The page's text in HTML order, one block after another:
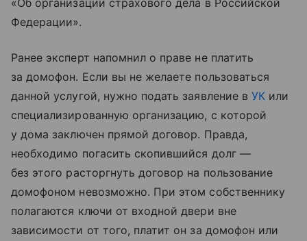
Федерации».
Ранее эксперт напомнил о праве не платить
за домофон. Если вы не желаете пользоваться
данной услугой, нужно подать заявление в УК или
специализированную организацию, с которой
у дома заключен прямой договор. Правда,
необходимо погасить скопившийся долг —
без этого расторгнуть договор на пользование
домофоном невозможно. При этом собственнику
полагаются ключи от входной двери вне
зависимости от того, платит он за домофон или